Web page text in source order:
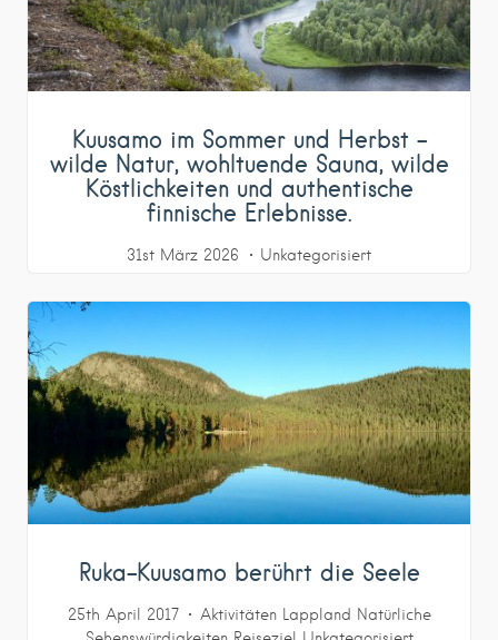
Kuusamo im Sommer und Herbst –
wilde Natur, wohltuende Sauna, wilde
Köstlichkeiten und authentische
finnische Erlebnisse.
31st März 2026 Unkategorisiert
Ruka-Kuusamo berührt die Seele
25th April 2017 Aktivitäten Lappland Natürliche